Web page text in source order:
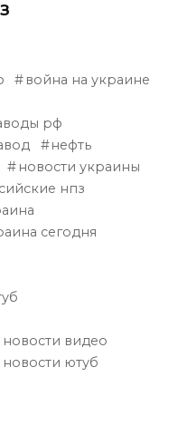
война на украине
рф
нефть
новости украины
нпз
сегодня
видео
ютуб